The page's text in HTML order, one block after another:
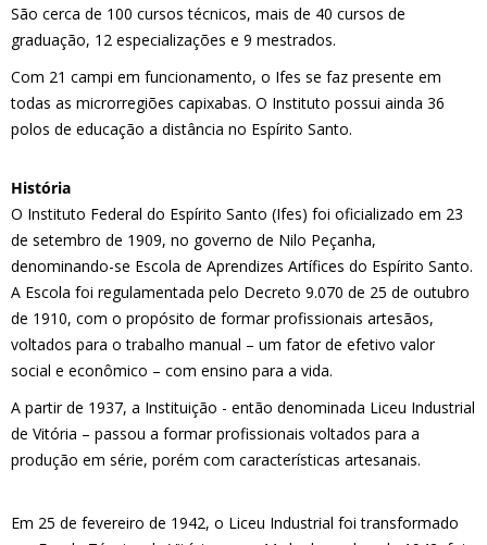
São cerca de 100 cursos técnicos, mais de 40 cursos de
graduação, 12 especializações e 9 mestrados.
Com 21 campi em funcionamento, o Ifes se faz presente em
todas as microrregiões capixabas. O Instituto possui ainda 36
polos de educação a distância no Espírito Santo.
História
O Instituto Federal do Espírito Santo (Ifes) foi oficializado em 23
de setembro de 1909, no governo de Nilo Peçanha,
denominando-se Escola de Aprendizes Artífices do Espírito Santo.
A Escola foi regulamentada pelo Decreto 9.070 de 25 de outubro
de 1910, com o propósito de formar profissionais artesãos,
voltados para o trabalho manual – um fator de efetivo valor
social e econômico – com ensino para a vida.
A partir de 1937, a Instituição - então denominada Liceu Industrial
de Vitória – passou a formar profissionais voltados para a
produção em série, porém com características artesanais.
Em 25 de fevereiro de 1942, o Liceu Industrial foi transformado